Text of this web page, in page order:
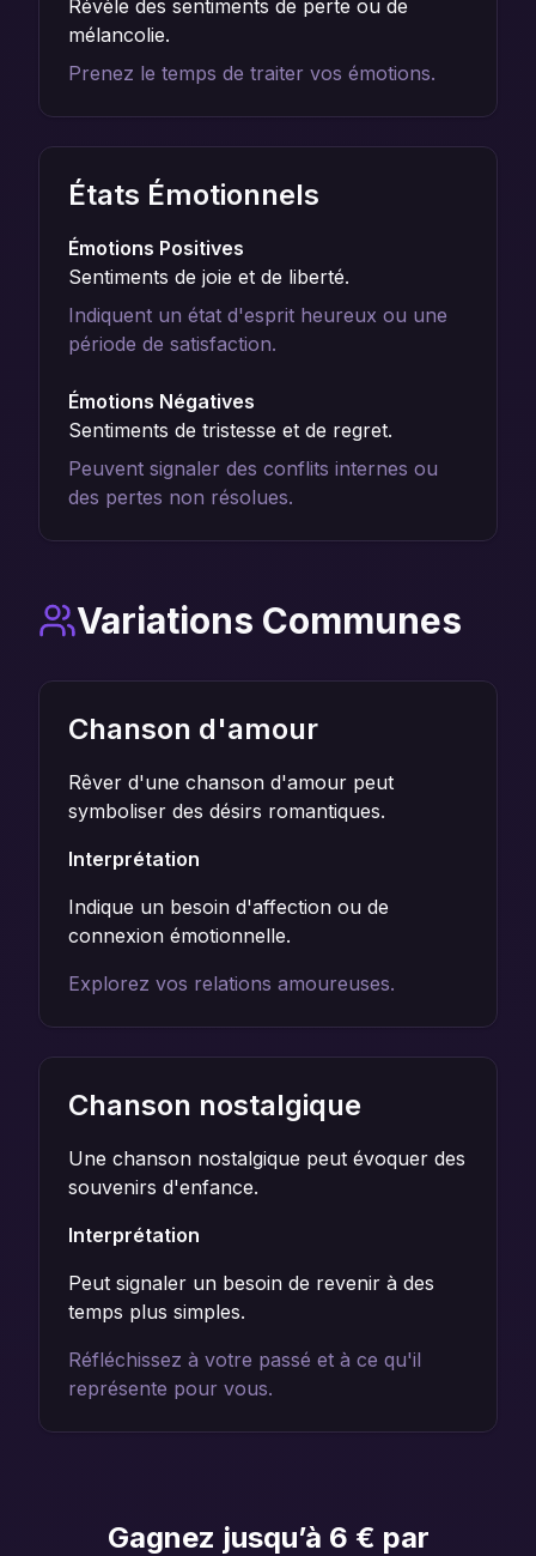
Révèle des sentiments de perte ou de
mélancolie.
Prenez le temps de traiter vos émotions.
États Émotionnels
Émotions Positives
Sentiments de joie et de liberté.
Indiquent un état d'esprit heureux ou une
période de satisfaction.
Émotions Négatives
Sentiments de tristesse et de regret.
Peuvent signaler des conflits internes ou
des pertes non résolues.
Variations Communes
Chanson d'amour
Rêver d'une chanson d'amour peut
symboliser des désirs romantiques.
Interprétation
Indique un besoin d'affection ou de
connexion émotionnelle.
Explorez vos relations amoureuses.
Chanson nostalgique
Une chanson nostalgique peut évoquer des
souvenirs d'enfance.
Interprétation
Peut signaler un besoin de revenir à des
temps plus simples.
Réfléchissez à votre passé et à ce qu'il
représente pour vous.
Gagnez jusqu’à 6 € par